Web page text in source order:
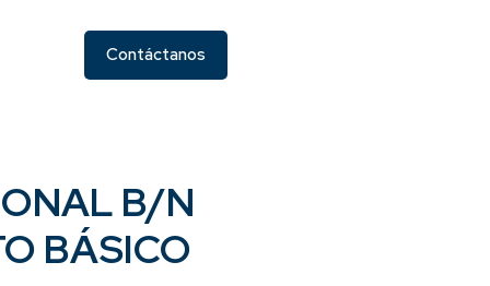
Contáctanos
B/N
BÁSICO